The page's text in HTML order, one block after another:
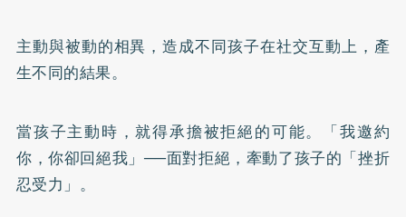
主動與被動的相異，造成不同孩子在社交互動上，產
生不同的結果。
當孩子主動時，就得承擔被拒絕的可能。「我邀約
你，你卻回絕我」──面對拒絕，牽動了孩子的「挫折
忍受力」。